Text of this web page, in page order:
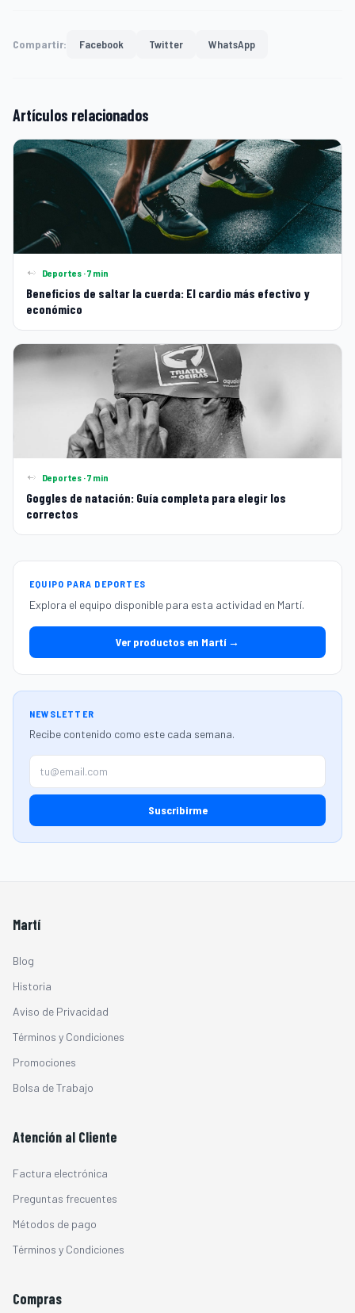
Compartir: Facebook Twitter WhatsApp
Artículos relacionados
Deportes · 7 min
Beneficios de saltar la cuerda: El cardio más efectivo y
económico
Deportes · 7 min
Goggles de natación: Guía completa para elegir los
correctos
EQUIPO PARA DEPORTES
Explora el equipo disponible para esta actividad en Martí.
Ver productos en Martí →
NEWSLETTER
Recibe contenido como este cada semana.
Suscribirme
Martí
Blog
Historia
Aviso de Privacidad
Términos y Condiciones
Promociones
Bolsa de Trabajo
Atención al Cliente
Factura electrónica
Preguntas frecuentes
Métodos de pago
Términos y Condiciones
Compras